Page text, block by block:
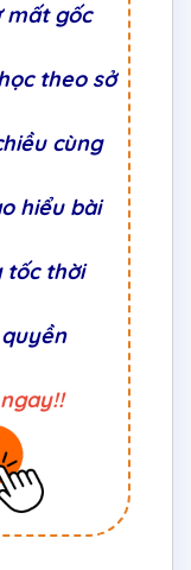
mất gốc
theo sở
cùng
hiểu bài
tốc thời